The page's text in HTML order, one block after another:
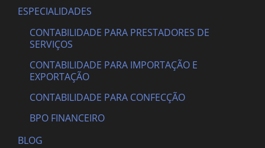
ESPECIALIDADES
CONTABILIDADE PARA PRESTADORES DE
SERVIÇOS
CONTABILIDADE PARA IMPORTAÇÃO E
EXPORTAÇÃO
CONTABILIDADE PARA CONFECÇÃO
BPO FINANCEIRO
BLOG